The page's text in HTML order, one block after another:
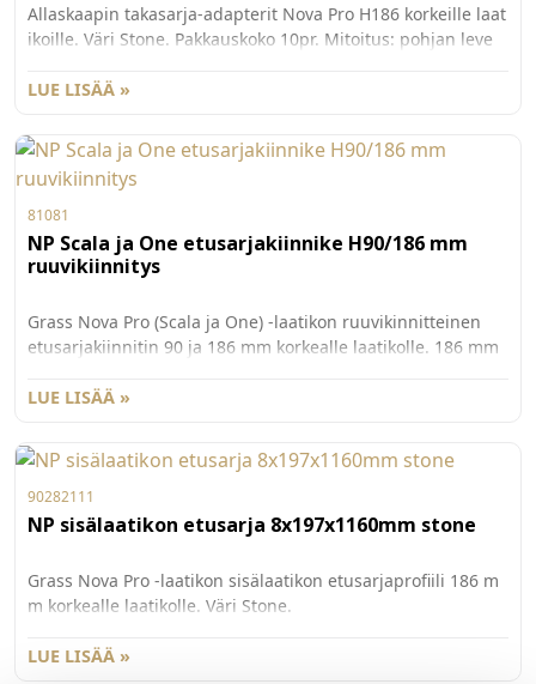
Allaskaapin takasarja-adapterit Nova Pro H186 korkeille laat
ikoille. Väri Stone. Pakkauskoko 10pr. Mitoitus: pohjan leve
70mm , korkeus: min. 78mm
LUE LISÄÄ »
81081
NP Scala ja One etusarjakiinnike H90/186 mm
ruuvikiinnitys
Grass Nova Pro (Scala ja One) -laatikon ruuvikinnitteinen
etusarjakiinnitin 90 ja 186 mm korkealle laatikolle. 186 mm
G81084. Myydään kappaleittain. 100 kpl/ltk.
LUE LISÄÄ »
90282111
NP sisälaatikon etusarja 8x197x1160mm stone
Grass Nova Pro -laatikon sisälaatikon etusarjaprofiili 186 m
m korkealle laatikolle. Väri Stone.
LUE LISÄÄ »